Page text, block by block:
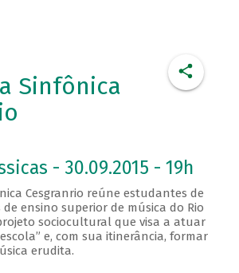
Sinfônica
- 30.09.2015 - 19h
Cesgranrio reúne estudantes de
ensino superior de música do Rio
sociocultural que visa a atuar
e, com sua itinerância, formar
erudita.